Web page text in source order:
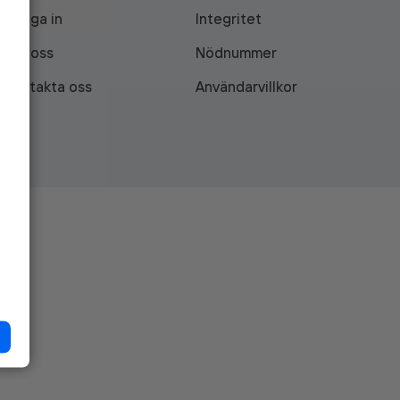
Logga in
Integritet
Om oss
Nödnummer
Kontakta oss
Användarvillkor